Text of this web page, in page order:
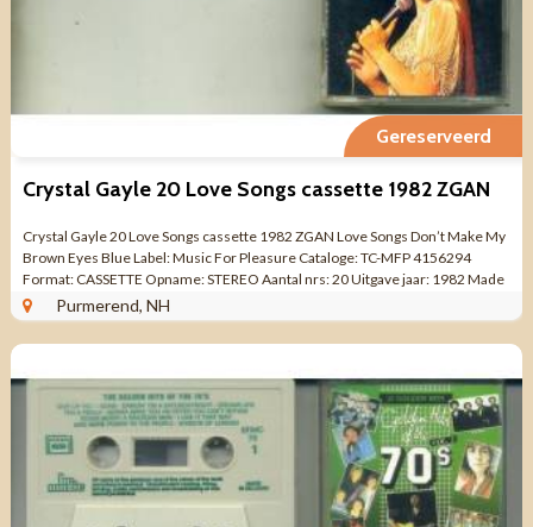
Gereserveerd
Crystal Gayle 20 Love Songs cassette 1982 ZGAN
Crystal Gayle 20 Love Songs cassette 1982 ZGAN Love Songs Don’t Make My
Brown Eyes Blue Label: Music For Pleasure Cataloge: TC-MFP 4156294
Format: CASSETTE Opname: STEREO Aantal nrs: 20 Uitgave jaar: 1982 Made
in UK ...Purmerend, NH